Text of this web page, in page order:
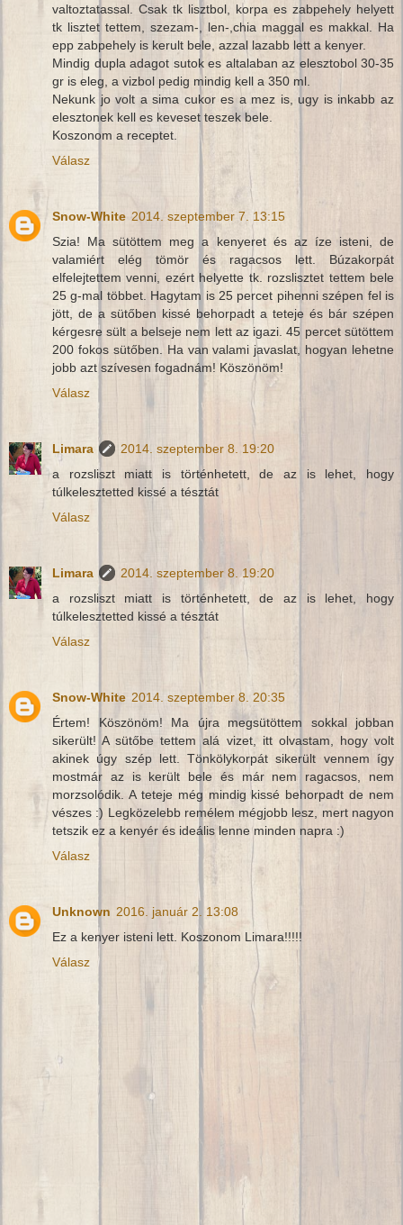
valtoztatassal. Csak tk lisztbol, korpa es zabpehely helyett
tk lisztet tettem, szezam-, len-,chia maggal es makkal. Ha
epp zabpehely is kerult bele, azzal lazabb lett a kenyer.
Mindig dupla adagot sutok es altalaban az elesztobol 30-35
gr is eleg, a vizbol pedig mindig kell a 350 ml.
Nekunk jo volt a sima cukor es a mez is, ugy is inkabb az
elesztonek kell es keveset teszek bele.
Koszonom a receptet.
Válasz
Snow-White 2014. szeptember 7. 13:15
Szia! Ma sütöttem meg a kenyeret és az íze isteni, de
valamiért elég tömör és ragacsos lett. Búzakorpát
elfelejtettem venni, ezért helyette tk. rozslisztet tettem bele
25 g-mal többet. Hagytam is 25 percet pihenni szépen fel is
jött, de a sütőben kissé behorpadt a teteje és bár szépen
kérgesre sült a belseje nem lett az igazi. 45 percet sütöttem
200 fokos sütőben. Ha van valami javaslat, hogyan lehetne
jobb azt szívesen fogadnám! Köszönöm!
Válasz
Limara
2014. szeptember 8. 19:20
a rozsliszt miatt is történhetett, de az is lehet, hogy
túlkelesztetted kissé a tésztát
Válasz
Limara
2014. szeptember 8. 19:20
a rozsliszt miatt is történhetett, de az is lehet, hogy
túlkelesztetted kissé a tésztát
Válasz
Snow-White 2014. szeptember 8. 20:35
Értem! Köszönöm! Ma újra megsütöttem sokkal jobban
sikerült! A sütőbe tettem alá vizet, itt olvastam, hogy volt
akinek úgy szép lett. Tönkölykorpát sikerült vennem így
mostmár az is került bele és már nem ragacsos, nem
morzsolódik. A teteje még mindig kissé behorpadt de nem
vészes :) Legközelebb remélem mégjobb lesz, mert nagyon
tetszik ez a kenyér és ideális lenne minden napra :)
Válasz
Unknown 2016. január 2. 13:08
Ez a kenyer isteni lett. Koszonom Limara!!!!!
Válasz